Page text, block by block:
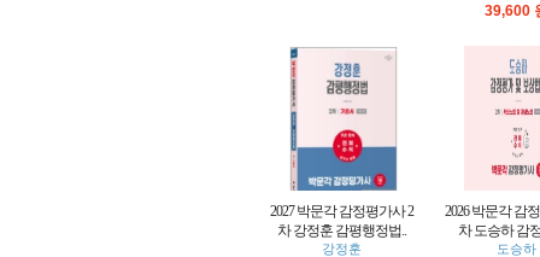
39,600
2027 박문각 감정평가사 2
차 강정훈 감평행정법..
강정훈
2026 박문각 감
차 도승하 감
도승하